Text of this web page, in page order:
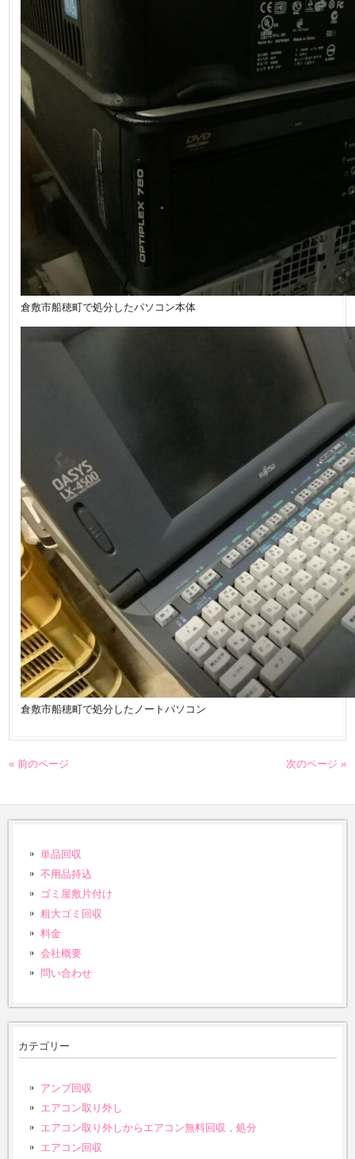
倉敷市船穂町で処分したパソコン本体
倉敷市船穂町で処分したノートパソコン
« 前のページ 次のページ »
単品回収
不用品持込
ゴミ屋敷片付け
粗大ゴミ回収
料金
会社概要
問い合わせ
カテゴリー
アンプ回収
エアコン取り外し
エアコン取り外しからエアコン無料回収，処分
エアコン回収